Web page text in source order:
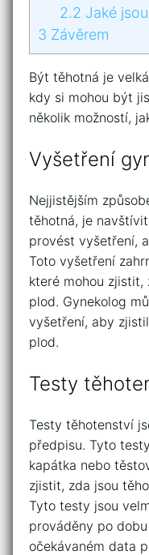
2.2 Jaké
3 Závěrem
Být těhotná je
kdy si mohou být
několik možností,
Vyšetření
Nejjistějším
těhotná, je
provést vyšetření,
Toto vyšetření
které mohou
plod. Gynekolog
vyšetření, aby
plod.
Testy
Testy těhotenství
předpisu. Tyto
kapátka nebo
zjistit, zda jsou
Tyto testy jsou
prováděny po
očekávaném data